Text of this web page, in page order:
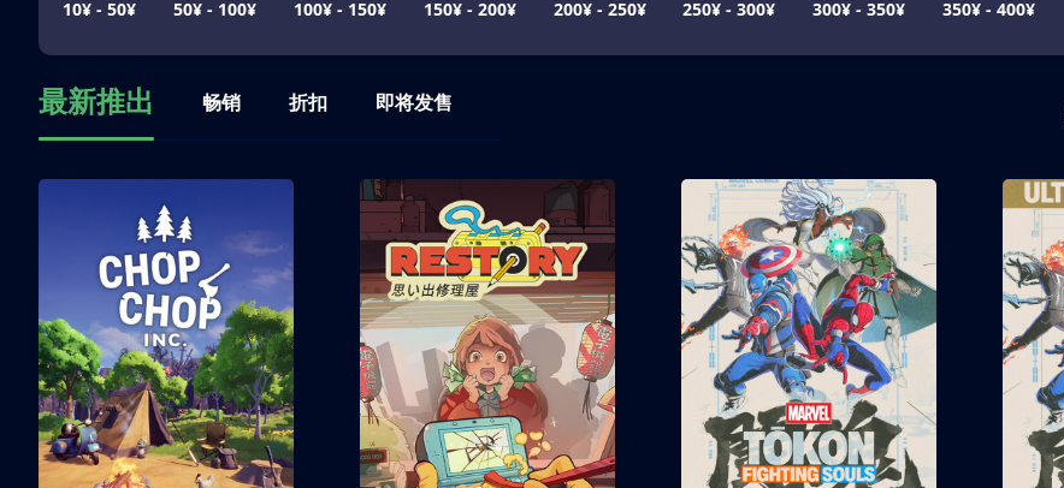
10¥ - 50¥ 50¥ - 100¥ 100¥ - 150¥ 150¥ - 200¥ 200¥ - 250¥ 250¥ - 300¥ 300¥ - 350¥ 350¥ - 400¥
最新推出 畅销 折扣 即将发售